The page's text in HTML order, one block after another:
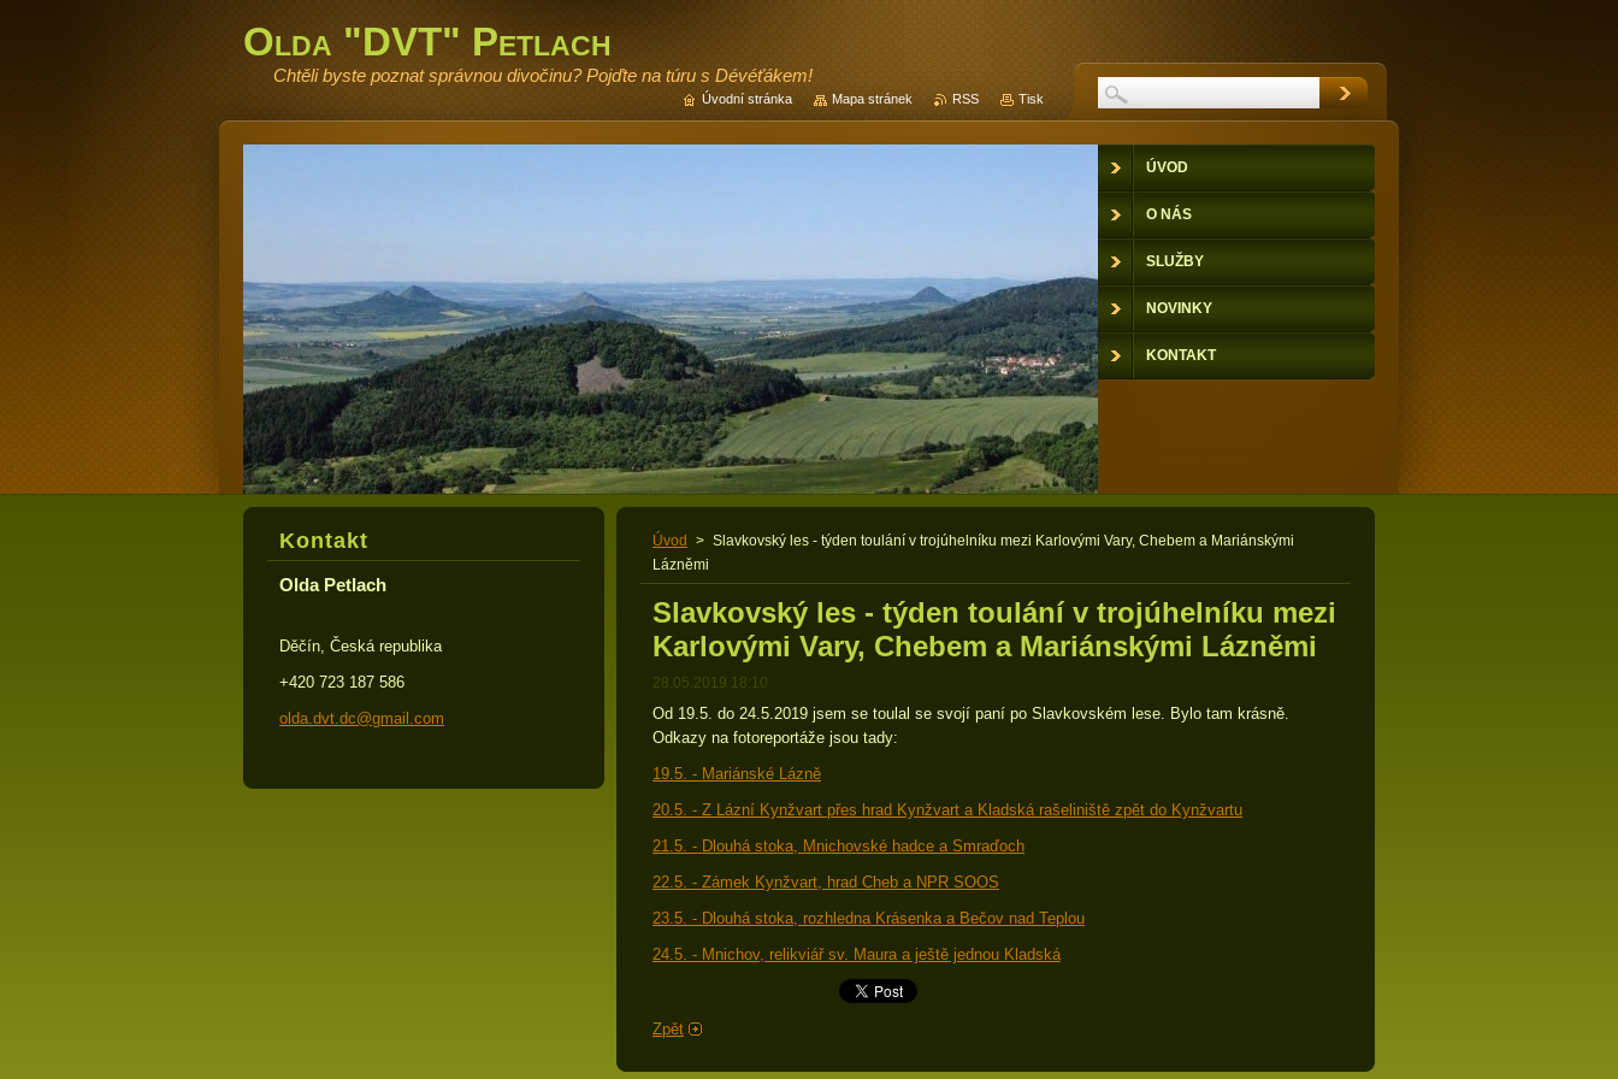
Olda "DVT" Petlach
Chtěli byste poznat správnou divočinu? Pojďte na túru s Dévéťákem!
Úvod > Slavkovský les - týden toulání v trojúhelníku mezi Karlovými Vary, Chebem a Mariánskými
Lázněmi
Slavkovský les - týden toulání v trojúhelníku mezi
Karlovými Vary, Chebem a Mariánskými Lázněmi
28.05.2019 18:10
Od 19.5. do 24.5.2019 jsem se toulal se svojí paní po Slavkovském lese. Bylo tam krásně.
Odkazy na fotoreportáže jsou tady:
19.5. - Mariánské Lázně
20.5. - Z Lázní Kynžvart přes hrad Kynžvart a Kladská rašeliniště zpět do Kynžvartu
21.5. - Dlouhá stoka, Mnichovské hadce a Smraďoch
22.5. - Zámek Kynžvart, hrad Cheb a NPR SOOS
23.5. - Dlouhá stoka, rozhledna Krásenka a Bečov nad Teplou
24.5. - Mnichov, relikviář sv. Maura a ještě jednou Kladská
Zpět
Kontakt
Olda Petlach
Děčín, Česká republika
+420 723 187 586
olda.dvt.dc@gmai l.com
ÚVOD
O NÁS
SLUŽBY
NOVINKY
KONTAKT
Úvodní stránka Mapa stránek RSS Tisk